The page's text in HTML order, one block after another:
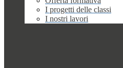
I progetti delle classi
I nostri lavori